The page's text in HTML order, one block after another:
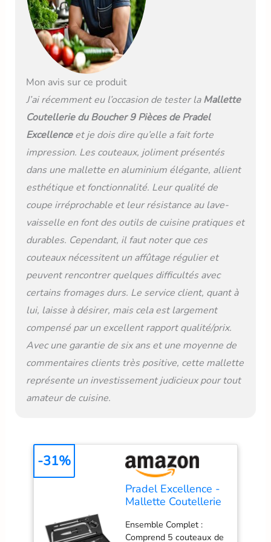
facilitant le travail
prolongé sans fatigue
Rangement Pratique :
Livrée dans une mallette
en aluminium noir, finition
et un transport faciles,
outils Entretien Facile :
Les couteaux sont
compatibles avec le lave-
vaisselle, simplifiant leur
entretien tout en
garantissant une hygiène
parfaite
Mon avis sur ce produit
J’ai récemment eu l’occasion de tester laMallette
Coutellerie du Boucher 9 Pièces de Pradel
Excellenceet je dois dire qu’elle a fait forte
impression. Les couteaux, joliment présentés
dans une mallette en aluminium élégante, allient
esthétique et fonctionnalité. Leur qualité de
coupe irréprochable et leur résistance au lave-
vaisselle en font des outils de cuisine pratiques et
durables. Cependant, il faut noter que ces
couteaux nécessitent un affûtage régulier et
peuvent rencontrer quelques difficultés avec
certains fromages durs. Le service client, quant à
lui, laisse à désirer, mais cela est largement
compensé par un excellent rapport qualité/prix.
Avec une garantie de six ans et une moyenne de
commentaires clients très positive, cette mallette
représente un investissement judicieux pour tout
amateur de cuisine.
Pradel Excellence -
Mallette Coutellerie
- Couteaux de
Ensemble Complet :
Comprend 5 couteaux de
-31%